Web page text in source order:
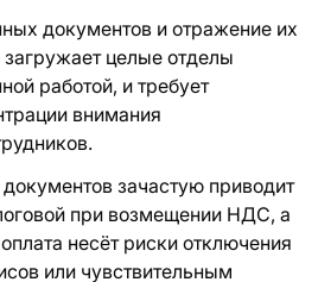
документов и отражение их
загружает целые отделы
работой, и требует
внимания
зачастую приводит
при возмещении НДС, а
несёт риски отключения
или чувствительным